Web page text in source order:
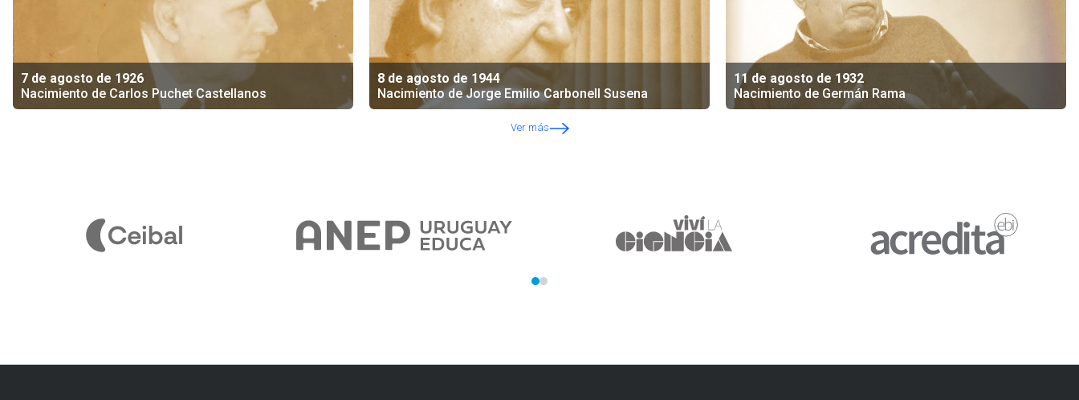
7 de agosto de 1926
Nacimiento de Carlos Puchet Castellanos
8 de agosto de 1944
Nacimiento de Jorge Emilio Carbonell Susena
11 de agosto de 1932
Nacimiento de Germán Rama
Ver más